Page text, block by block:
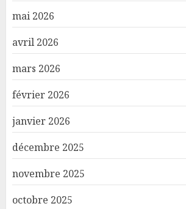
mai 2026
avril 2026
mars 2026
février 2026
janvier 2026
décembre 2025
novembre 2025
octobre 2025